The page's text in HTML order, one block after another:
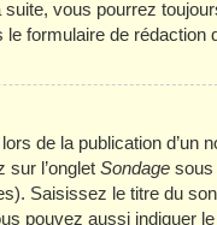
suite, vous pourrez
le formulaire de rédaction
de la publication
l’onglet Sondage sous
Saisissez le titre du
pouvez aussi indiquer